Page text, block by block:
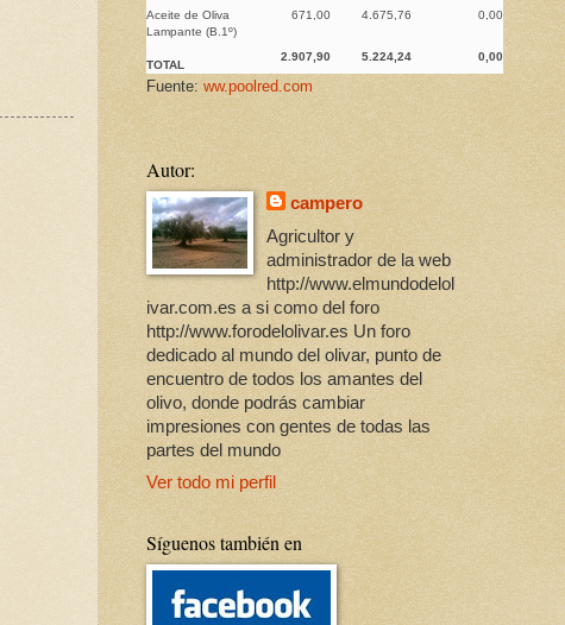
Aceite de Oliva
Lampante (B.1º)
671,00 4.675,76 0,00
TOTAL
2.907,90 5.224,24 0,00
Fuente: ww.poolred.com
Autor:
campero
Agricultor y
administrador de la web
http://www.elmundodelol
ivar.com.es a si como del foro
http://www.forodelolivar.es Un foro
dedicado al mundo del olivar, punto de
encuentro de todos los amantes del
olivo, donde podrás cambiar
impresiones con gentes de todas las
partes del mundo
Ver todo mi perfil
Síguenos también en